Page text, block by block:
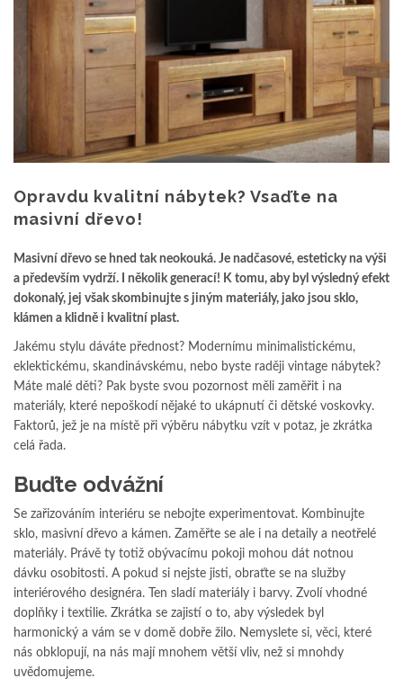
Opravdu kvalitní nábytek? Vsaďte na
masivní dřevo!
Masivní dřevo se hned tak neokouká. Je nadčasové, esteticky na výši
a především vydrží. I několik generací! K tomu, aby byl výsledný efekt
dokonalý, jej však skombinujte s jiným materiály, jako jsou sklo,
klámen a klidně i kvalitní plast.
Jakému stylu dáváte přednost? Modernímu minimalistickému,
eklektickému, skandinávskému, nebo byste raději vintage nábytek?
Máte malé děti? Pak byste svou pozornost měli zaměřit i na
materiály, které nepoškodí nějaké to ukápnutí či dětské voskovky.
Faktorů, jež je na místě při výběru nábytku vzít v potaz, je zkrátka
celá řada.
Buďte odvážní
Se zařizováním interiéru se nebojte experimentovat. Kombinujte
sklo, masivní dřevo a kámen. Zaměřte se ale i na detaily a neotřelé
materiály. Právě ty totiž obývacímu pokoji mohou dát notnou
dávku osobitosti. A pokud si nejste jisti, obraťte se na služby
interiérového designéra. Ten sladí materiály i barvy. Zvolí vhodné
doplňky i textilie. Zkrátka se zajistí o to, aby výsledek byl
harmonický a vám se v domě dobře žilo. Nemyslete si, věci, které
nás obklopují, na nás mají mnohem větší vliv, než si mnohdy
uvědomujeme.